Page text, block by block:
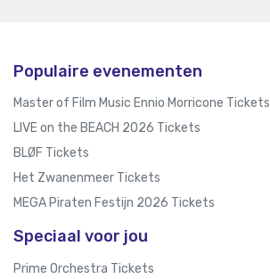
Populaire evenementen
Master of Film Music Ennio Morricone Tickets
LIVE on the BEACH 2026 Tickets
BLØF Tickets
Het Zwanenmeer Tickets
MEGA Piraten Festijn 2026 Tickets
Speciaal voor jou
Prime Orchestra Tickets